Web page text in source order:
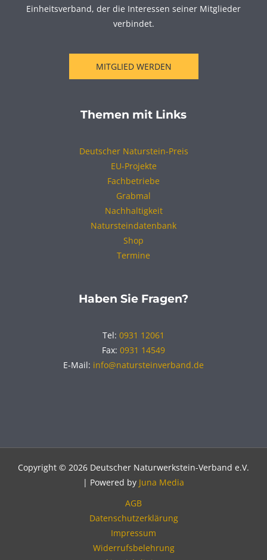
Einheitsverband, der die Interessen seiner Mitglieder
verbindet.
MITGLIED WERDEN
Themen mit Links
Deutscher Naturstein-Preis
EU-Projekte
Fachbetriebe
Grabmal
Nachhaltigkeit
Natursteindatenbank
Shop
Termine
Haben Sie Fragen?
Tel: 0931 12061
Fax: 0931 14549
E-Mail: info@natursteinverband.de
Copyright © 2026 Deutscher Naturwerkstein-Verband e.V.
| Powered by Juna Media
AGB
Datenschutzerklärung
Impressum
Widerrufsbelehrung